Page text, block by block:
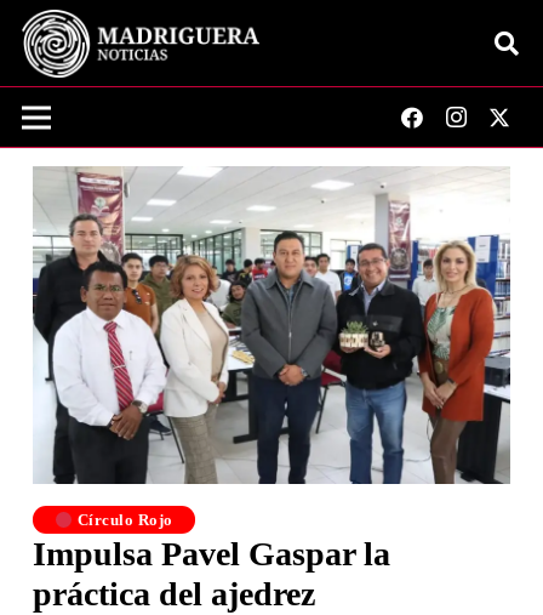
Círculo Rojo
Impulsa Pavel Gaspar la
práctica del ajedrez